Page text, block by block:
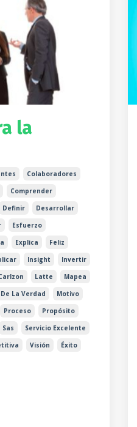
la
Colaboradores
Comprender
Definir
Desarrollar
Esfuerzo
Explica
Feliz
Insight
Invertir
Latte
Mapea
La Verdad
Motivo
Proceso
Propósito
Sas
Servicio Excelente
Visión Éxito